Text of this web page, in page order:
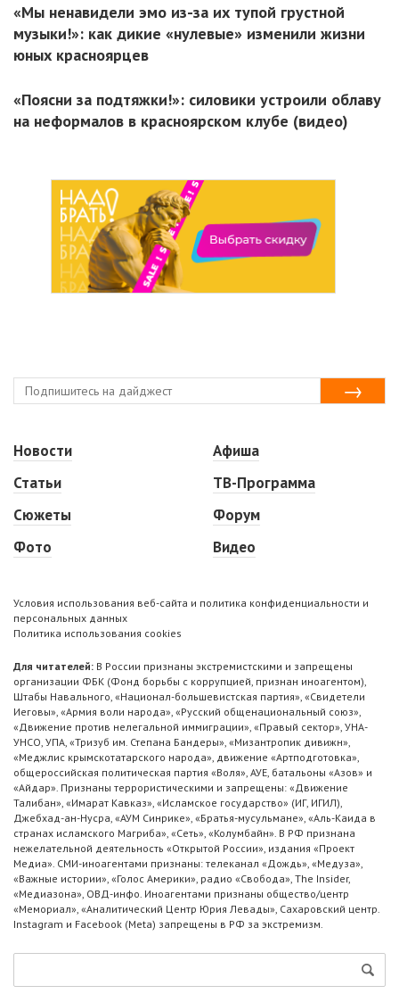
«Мы ненавидели эмо из-за их тупой грустной
музыки!»: как дикие «нулевые» изменили жизни
юных красноярцев
«Поясни за подтяжки!»: силовики устроили облаву
на неформалов в красноярском клубе (видео)
Новости
Статьи
Сюжеты
Фото
Афиша
ТВ-Программа
Форум
Видео
Условия использования веб-сайта и политика конфиденциальности и
персональных данных
Политика использования cookies
Для читателей: В России признаны экстремистскими и запрещены
организации ФБК (Фонд борьбы с коррупцией, признан иноагентом),
Штабы Навального, «Национал-большевистская партия», «Свидетели
Иеговы», «Армия воли народа», «Русский общенациональный союз»,
«Движение против нелегальной иммиграции», «Правый сектор», УНА-
УНСО, УПА, «Тризуб им. Степана Бандеры», «Мизантропик дивижн»,
«Меджлис крымскотатарского народа», движение «Артподготовка»,
общероссийская политическая партия «Воля», АУЕ, батальоны «Азов» и
«Айдар». Признаны террористическими и запрещены: «Движение
Талибан», «Имарат Кавказ», «Исламское государство» (ИГ, ИГИЛ),
Джебхад-ан-Нусра, «АУМ Синрике», «Братья-мусульмане», «Аль-Каида в
странах исламского Магриба», «Сеть», «Колумбайн». В РФ признана
нежелательной деятельность «Открытой России», издания «Проект
Медиа». СМИ-иноагентами признаны: телеканал «Дождь», «Медуза»,
«Важные истории», «Голос Америки», радио «Свобода», The Insider,
«Медиазона», ОВД-инфо. Иноагентами признаны общество/центр
«Мемориал», «Аналитический Центр Юрия Левады», Сахаровский центр.
Instagram и Facebook (Metа) запрещены в РФ за экстремизм.